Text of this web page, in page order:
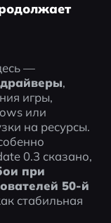
Наиболее вероятные причины здесь —
,
игры,
или
на ресурсы.
0.3 сказано,
при
50-й
стабильная